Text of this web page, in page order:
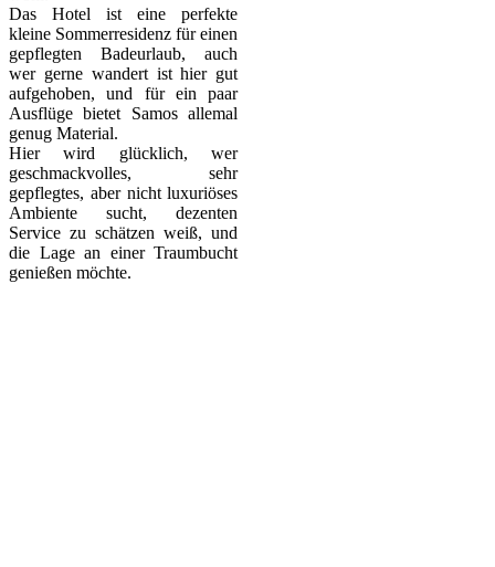
Das Hotel ist eine perfekte
kleine Sommerresidenz für einen
gepflegten Badeurlaub, auch
wer gerne wandert ist hier gut
aufgehoben, und für ein paar
Ausflüge bietet Samos allemal
genug Material.
Hier wird glücklich, wer
geschmackvolles, sehr
gepflegtes, aber nicht luxuriöses
Ambiente sucht, dezenten
Service zu schätzen weiß, und
die Lage an einer Traumbucht
genießen möchte.